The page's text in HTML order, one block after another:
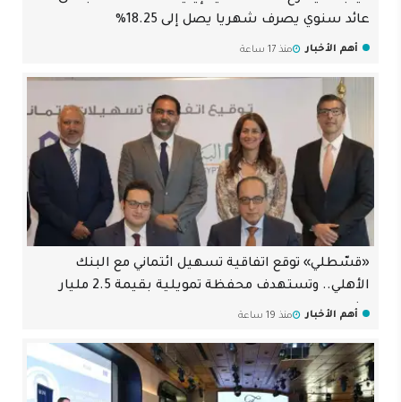
عائد سنوي يصرف شهريا يصل إلى 18.25%
أهم الأخبار منذ 17 ساعة
«قسّطلي» توقع اتفاقية تسهيل ائتماني مع البنك
الأهلي.. وتستهدف محفظة تمويلية بقيمة 2.5 مليار
جنيهأهم الأخبار منذ 19 ساعة